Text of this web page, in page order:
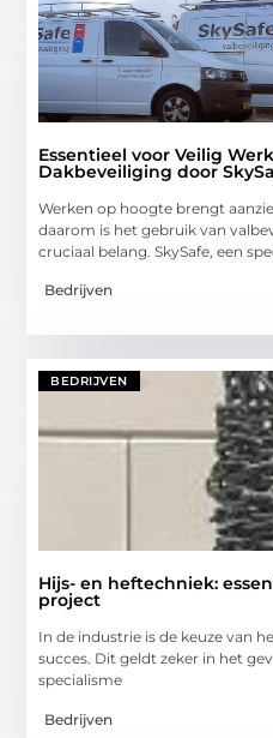
Essentieel voor Veilig
Dakbeveiliging door
Werken op hoogte brengt
daarom is het gebruik van
cruciaal belang. SkySafe, een
Bedrijven
BEDRIJVEN
Hijs- en heftechniek:
project
In de industrie is de keuze van
succes. Dit geldt zeker in het
specialisme
Bedrijven